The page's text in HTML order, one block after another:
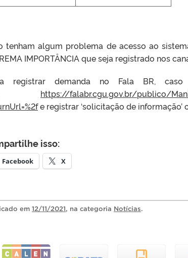
tenham algum problema de acesso ao
IMPORTÂNCIA que seja registrado nos
registrar demanda no Fala BR,
https://falabr.cgu.gov.br/publico/
e registrar ‘solicitação de informação’
isso:
Facebook X
em 12/11/2021, na categoria Notícias.